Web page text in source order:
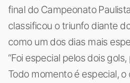
final do Campeonato
classificou o triunfo diante
como um dos dias mais
“Foi especial pelos dois
Todo momento é especial,